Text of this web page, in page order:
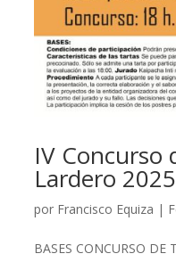
IV Concurso
Lardero 2025
por Francisco Equiza |
BASES CONCURSO